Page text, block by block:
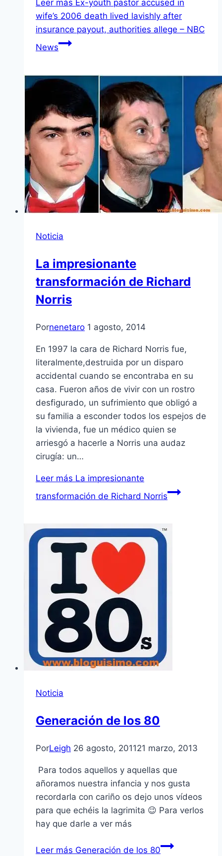
Leer más Ex-youth pastor accused in
wife’s 2006 death lived lavishly after
insurance payout, authorities allege – NBC
News
Noticia
La impresionante
transformación de Richard
Norris
Pornenetaro 1 agosto, 2014
En 1997 la cara de Richard Norris fue,
literalmente,destruida por un disparo
accidental cuando se encontraba en su
casa. Fueron años de vivir con un rostro
desfigurado, un sufrimiento que obligó a
su familia a esconder todos los espejos de
la vivienda, fue un médico quien se
arriesgó a hacerle a Norris una audaz
cirugía: un…
Leer más La impresionante
transformación de Richard Norris
Noticia
Generación de los 80
PorLeigh 26 agosto, 201121 marzo, 2013
Para todos aquellos y aquellas que
añoramos nuestra infancia y nos gusta
recordarla con cariño os dejo unos ví­deos
para que echéis la lagrimita 😉 Para verlos
hay que darle a ver más
Leer más Generación de los 80